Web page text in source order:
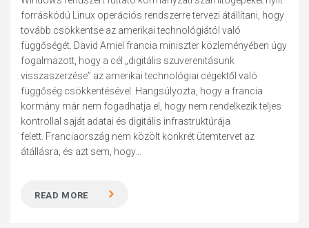
forráskódú Linux operációs rendszerre tervezi átállítani, hogy
tovább csökkentse az amerikai technológiától való
függőségét. David Amiel francia miniszter közleményében úgy
fogalmazott, hogy a cél „digitális szuverenitásunk
visszaszerzése” az amerikai technológiai cégektől való
függőség csökkentésével. Hangsúlyozta, hogy a francia
kormány már nem fogadhatja el, hogy nem rendelkezik teljes
kontrollal saját adatai és digitális infrastruktúrája
felett. Franciaország nem közölt konkrét ütemtervet az
átállásra, és azt sem, hogy...
READ MORE